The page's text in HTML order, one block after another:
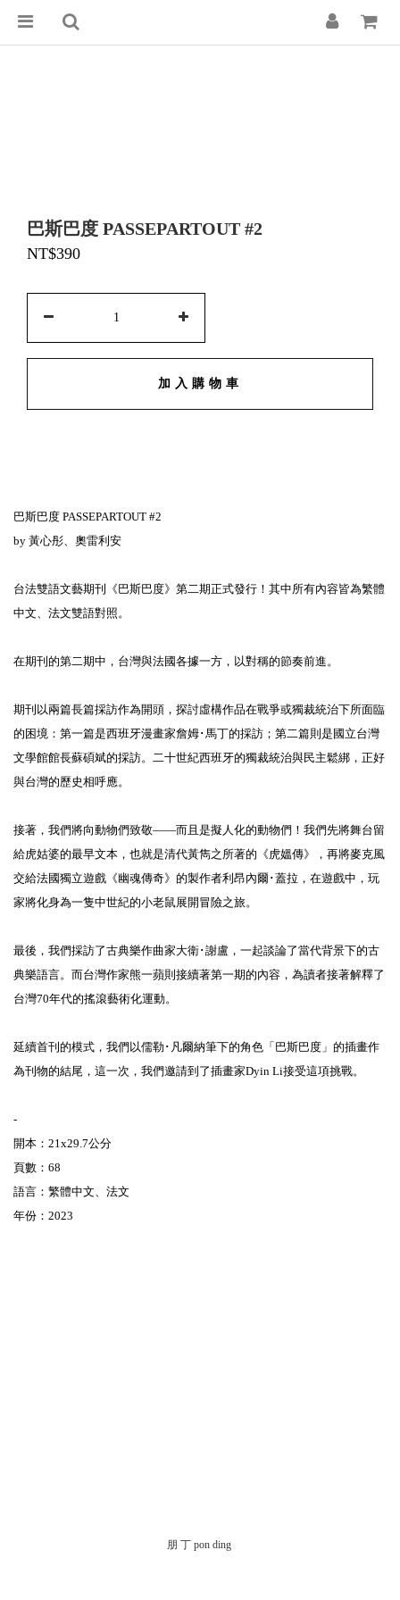
巴斯巴度 PASSEPARTOUT #2
NT$390
加入購物車
巴斯巴度 PASSEPARTOUT #2⁣
by 黃心彤、奧雷利安⁣
台法雙語文藝期刊《巴斯巴度》第二期正式發行！其中所有內容皆為繁體
中文、法文雙語對照。⁣
在期刊的第二期中，台灣與法國各據一方，以對稱的節奏前進。⁣
期刊以兩篇長篇採訪作為開頭，探討虛構作品在戰爭或獨裁統治下所面臨
的困境：第一篇是西班牙漫畫家詹姆･馬丁的採訪；第二篇則是國立台灣
文學館館長蘇碩斌的採訪。二十世紀西班牙的獨裁統治與民主鬆綁，正好
與台灣的歷史相呼應。⁣
接著，我們將向動物們致敬——而且是擬人化的動物們！我們先將舞台留
給虎姑婆的最早文本，也就是清代黃雋之所著的《虎媼傳》，再將麥克風
交給法國獨立遊戲《幽魂傳奇》的製作者利昂內爾･蓋拉，在遊戲中，玩
家將化身為一隻中世紀的小老鼠展開冒險之旅。⁣
最後，我們採訪了古典樂作曲家大衛･謝盧，一起談論了當代背景下的古
典樂語言。而台灣作家熊一蘋則接續著第一期的內容，為讀者接著解釋了
台灣70年代的搖滾藝術化運動。⁣
延續首刊的模式，我們以儒勒･凡爾納筆下的角色「巴斯巴度」的插畫作
為刊物的結尾，這一次，我們邀請到了插畫家Dyin Li接受這項挑戰。⁣
-⁣
開本：21x29.7公分⁣
頁數：68⁣
語言：繁體中文、法文⁣
年份：2023⁣
朋 丁 pon ding